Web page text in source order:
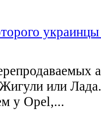
или
у Opel,...